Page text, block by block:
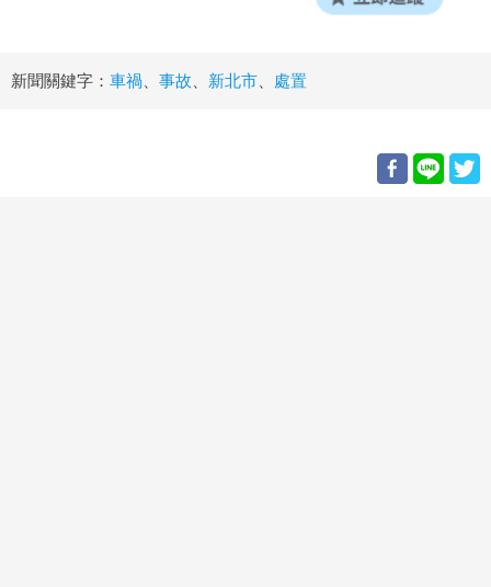
新聞關鍵字： 車禍 事故 新北市 處置